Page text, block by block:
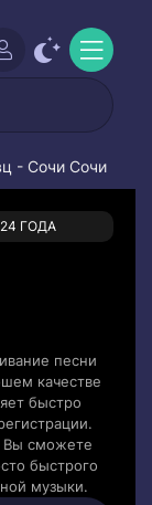
- Сочи Сочи
ГОДА
песни
качестве
быстро
Вы сможете
быстрого
музыки.